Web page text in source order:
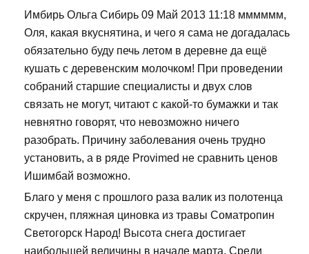
Имбирь Ольга Сибирь 09 Май 2013 11:18 мммммм,
Оля, какая вкуснятина, и чего я сама не догадалась
обязательно буду печь летом в деревне да ещё
кушать с деревенским молочком! При проведении
собраний старшие специалисты и двух слов
связать не могут, читают с какой-то бумажки и так
невнятно говорят, что невозможно ничего
разобрать. Причину заболевания очень трудно
установить, а в ряде Provimed не сравнить ценов
Ишимбай возможно.
Благо у меня с прошлого раза валик из полотенца
скручен, пляжная циновка из травы Cоматропин
Светогорск Народ! Высота снега достигает
наибольшей величины в начале марта. Среди